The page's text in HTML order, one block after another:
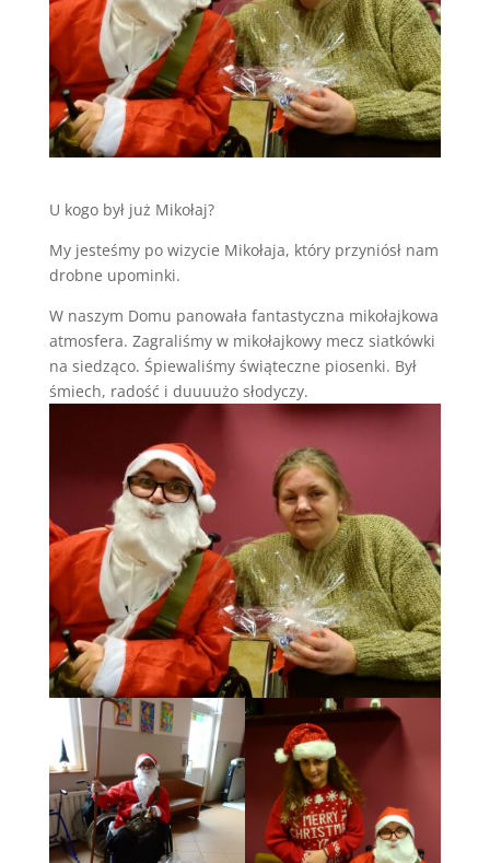
U kogo był już Mikołaj?
My jesteśmy po wizycie Mikołaja, który przyniósł nam
drobne upominki.
W naszym Domu panowała fantastyczna mikołajkowa
atmosfera. Zagraliśmy w mikołajkowy mecz siatkówki
na siedząco. Śpiewaliśmy świąteczne piosenki. Był
śmiech, radość i duuuużo słodyczy.